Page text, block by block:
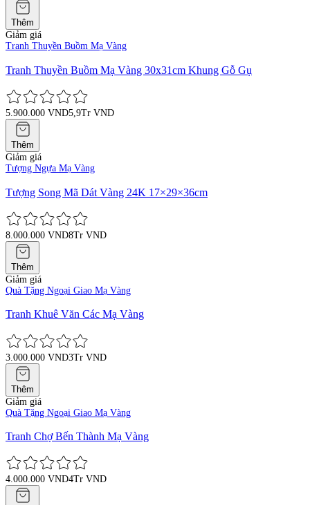
Thêm
Giảm giá
Tranh Thuyền Buồm Mạ Vàng
Tranh Thuyền Buồm Mạ Vàng 30x31cm Khung Gỗ Gụ
5.900.000 VND5,9Tr VND
Thêm
Giảm giá
Tượng Ngựa Mạ Vàng
Tượng Song Mã Dát Vàng 24K 17×29×36cm
8.000.000 VND8Tr VND
Thêm
Giảm giá
Quà Tặng Ngoại Giao Mạ Vàng
Tranh Khuê Văn Các Mạ Vàng
3.000.000 VND3Tr VND
Thêm
Giảm giá
Quà Tặng Ngoại Giao Mạ Vàng
Tranh Chợ Bến Thành Mạ Vàng
4.000.000 VND4Tr VND